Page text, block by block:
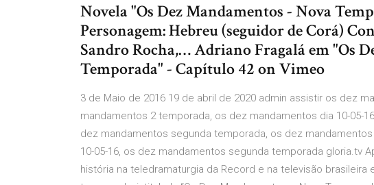
Novela "Os Dez Mandamentos - Nova
Personagem: Hebreu (seguidor de Corá)
Sandro Rocha,… Adriano Fragalá em "Os
Temporada" - Capítulo 42 on Vimeo
3 de Maio de 2016 19 de abril de 2020 admin assistir os dez
mandamentos 2 temporada, os dez mandamentos dia 10-05-
dez mandamentos segunda temporada, os dez
10-05-16, os dez mandamentos segunda temporada gloria.tv
história na teledramaturgia da Record e na televisão brasileira